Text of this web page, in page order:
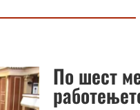
По шест